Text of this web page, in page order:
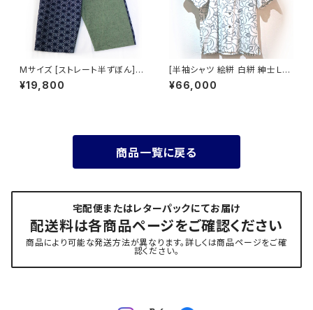
Mサイズ [ストレート半ずぼん]
無地 グリーン×麻の葉（紺）※柄
部分：手織り久留米絣使用 池田
¥19,800
[半袖シャツ 絵絣 白絣 紳士Ｌサ
イズ] 藍染手織り 薔薇柄 久留
米絣使用 池田絣工房
¥66,000
商品一覧に戻る
宅配便またはレターパックにてお届け
配送料は各商品ページをご確認ください
商品により可能な発送方法が異なります。詳しくは商品ページをご確
認ください。